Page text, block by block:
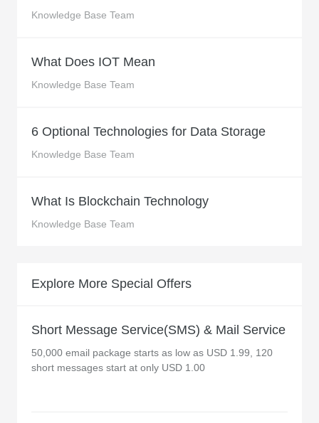
Knowledge Base Team
What Does IOT Mean
Knowledge Base Team
6 Optional Technologies for Data Storage
Knowledge Base Team
What Is Blockchain Technology
Knowledge Base Team
Explore More Special Offers
Short Message Service(SMS) & Mail Service
50,000 email package starts as low as USD 1.99, 120
short messages start at only USD 1.00